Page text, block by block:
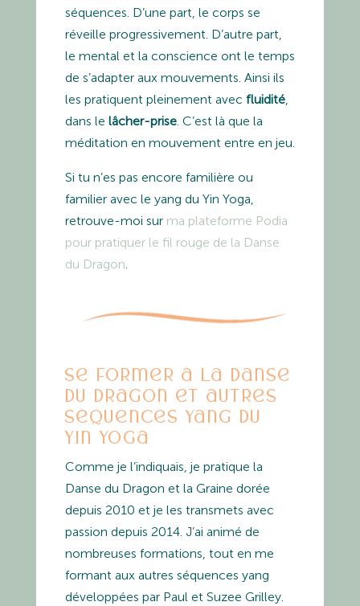
séquences. D’une part, le corps se
réveille progressivement. D’autre part,
le mental et la conscience ont le temps
de s’adapter aux mouvements. Ainsi ils
les pratiquent pleinement avec fluidité,
dans le lâcher-prise. C’est là que la
méditation en mouvement entre en jeu.
Si tu n’es pas encore familière ou
familier avec le yang du Yin Yoga,
retrouve-moi sur ma plateforme Podia
pour pratiquer le fil rouge de la Danse
du Dragon
Se former à la Danse
du Dragon et autres
séquences yang du
Yin Yoga
Comme je l’indiquais, je pratique la
Danse du Dragon et la Graine dorée
depuis 2010 et je les transmets avec
passion depuis 2014. J’ai animé de
nombreuses formations, tout en me
formant aux autres séquences yang
développées par Paul et Suzee Grilley.